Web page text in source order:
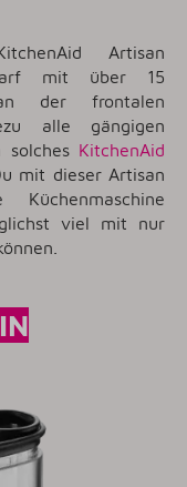
Artisan
mit über 15
an der frontalen
alle gängigen
solches KitchenAid
mit dieser Artisan
viel mit nur